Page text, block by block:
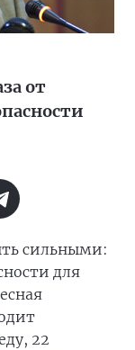
от
сильными:
для
22